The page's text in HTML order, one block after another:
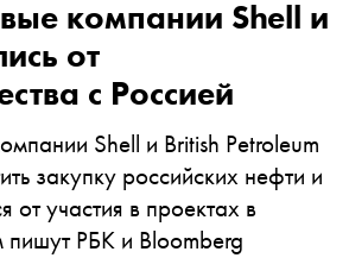
компании Shell и
от
с Россией
Shell и British Petroleum
закупку российских нефти и
от участия в проектах в
РБК и Bloomberg